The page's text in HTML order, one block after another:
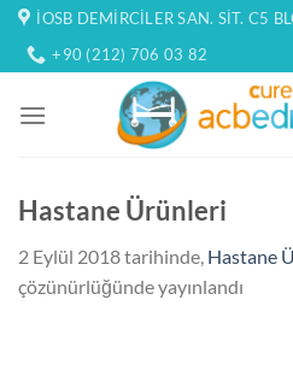
İçeriğe
atla
İOSB DEMIRCILER SAN. SIT. C5
+90 (212) 706 03 82
Hastane Ürünleri
2 Eylül 2018tarihinde, Hastane
çözünürlüğünde yayınlandı